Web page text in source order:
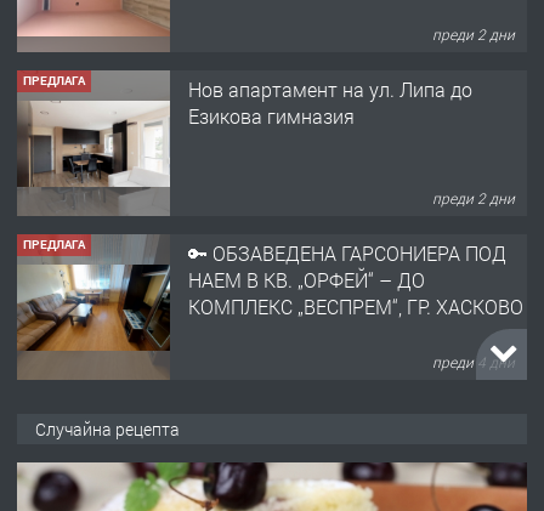
преди 2 дни
ПРЕДЛАГА
Нов апартамент на ул. Липа до
Езикова гимназия
преди 2 дни
ПРЕДЛАГА
🔑 ОБЗАВЕДЕНА ГАРСОНИЕРА ПОД
НАЕМ В КВ. „ОРФЕЙ“ – ДО
КОМПЛЕКС „ВЕСПРЕМ“, ГР. ХАСКОВО
преди 4 дни
АПАРТАМЕНТ В ЦЕНТЪРА НА ГР.
ХАСКОВО
Случайна рецепта